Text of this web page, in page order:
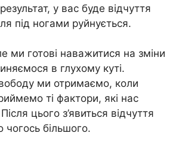
у вас буде відчуття
під ногами руйнується.
ми готові наважитися на зміни
в глухому куті.
ми отримаємо, коли
ті фактори, які нас
цього з’явиться відчуття
чогось більшого.